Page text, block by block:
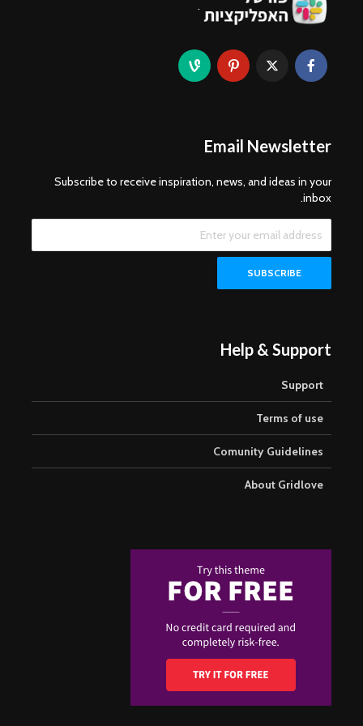
.
Email Newsletter
Subscribe to receive inspiration, news, and ideas in your
inbox.
Help & Support
Support
Terms of use
Comunity Guidelines
About Gridlove